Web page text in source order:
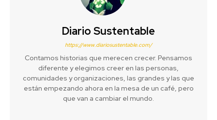
Diario Sustentable
https://www.diariosustentable.com/
Contamos historias que merecen crecer. Pensamos
diferente y elegimos creer en las personas,
comunidades y organizaciones, las grandes y las que
están empezando ahora en la mesa de un café, pero
que van a cambiar el mundo.